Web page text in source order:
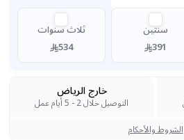
سنتين
391
ثلاث سنوات
534
خارج الرياض
التوصيل خلال 2 - 5 أيام عمل
الشروط والأحكام